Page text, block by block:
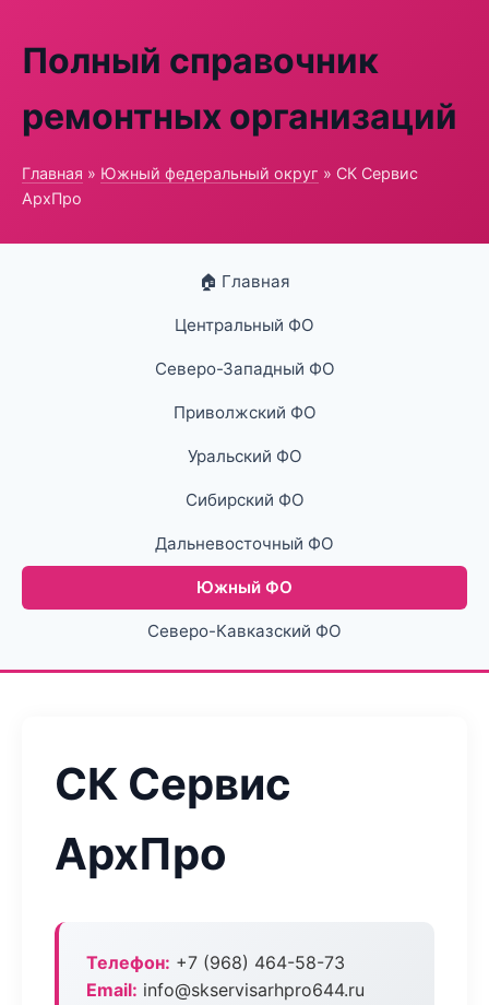
Полный справочник
ремонтных организаций
Главная » Южный федеральный округ » СК Сервис
АрхПро
🏠 Главная
Центральный ФО
Северо-Западный ФО
Приволжский ФО
Уральский ФО
Сибирский ФО
Дальневосточный ФО
Южный ФО
Северо-Кавказский ФО
СК Сервис
АрхПро
Телефон: +7 (968) 464-58-73
Email: info@skservisarhpro644.ru